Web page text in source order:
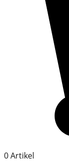
0Artikel